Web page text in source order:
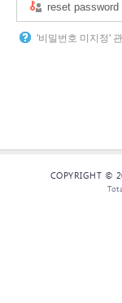
reset password
'비밀번호 미지정'
COPYRIGHT ©